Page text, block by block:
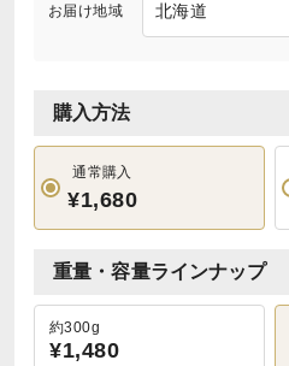
お届け地域
購入方法
通常購入
¥1,680
重量・容量ラインナップ
約300g
¥1,480